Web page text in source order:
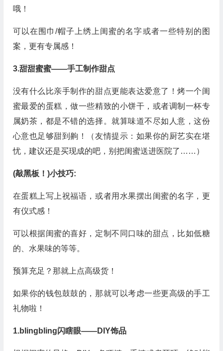
哦！
可以在围巾/帽子上绣上闺蜜的名字或者一些特别的图
案，更有专属感！
3.甜甜蜜蜜——手工制作甜点
没有什么比亲手制作的甜点更能表达爱意了！烤一个闺
蜜最爱的蛋糕，做一些精致的小饼干，或者调制一杯专
属奶茶，都是不错的选择。就算味道不尽如人意，这份
心意也足够甜到齁！（友情提示：如果你的厨艺实在堪
忧，建议还是买现成的吧，别把闺蜜送进医院了……）
(敲黑板！)小技巧:
在蛋糕上写上祝福语，或者用水果摆出闺蜜的名字，更
有仪式感！
可以根据闺蜜的喜好，定制不同口味的甜点，比如低糖
的、水果味的等等。
预算充足？那就上点高级货！
如果你的钱包鼓鼓的，那就可以考虑一些更高级的手工
礼物啦！
1.blingbling闪瞎眼——DIY饰品